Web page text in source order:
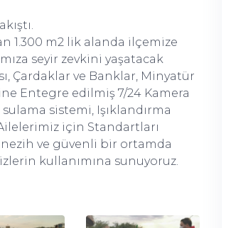
1.300 m2 lik alanda ilçemize
seyir zevkini yaşatacak
Çardaklar ve Banklar, Minyatür
Entegre edilmiş 7/24 Kamera
sistemi, Işıklandırma
için Standartları
nezih ve güvenli bir ortamda
kullanımına sunuyoruz.